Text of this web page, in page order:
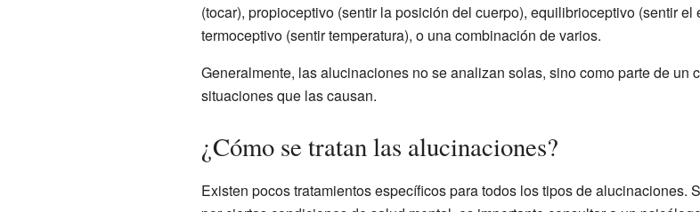
(tocar), propioceptivo (sentir la posición del cuerpo), equilibrioceptivo (sentir
termoceptivo (sentir temperatura), o una combinación de varios.
Generalmente, las alucinaciones no se analizan solas, sino como parte de un
situaciones que las causan.
¿Cómo se tratan las alucinaciones?
Existen pocos tratamientos específicos para todos los tipos de alucinaciones.